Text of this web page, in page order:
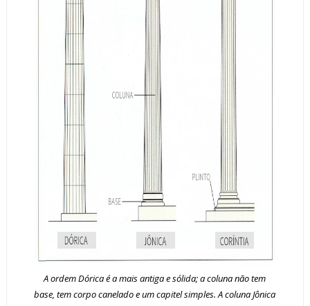
A ordem Dórica é a mais antiga e sólida; a coluna não tem
base, tem corpo canelado e um capitel simples. A coluna Jônica